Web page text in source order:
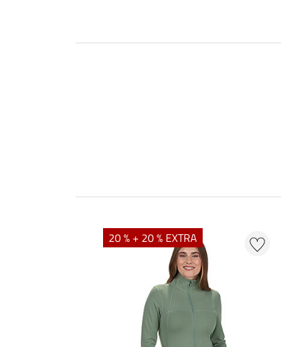
20 % + 20 % EXTRA